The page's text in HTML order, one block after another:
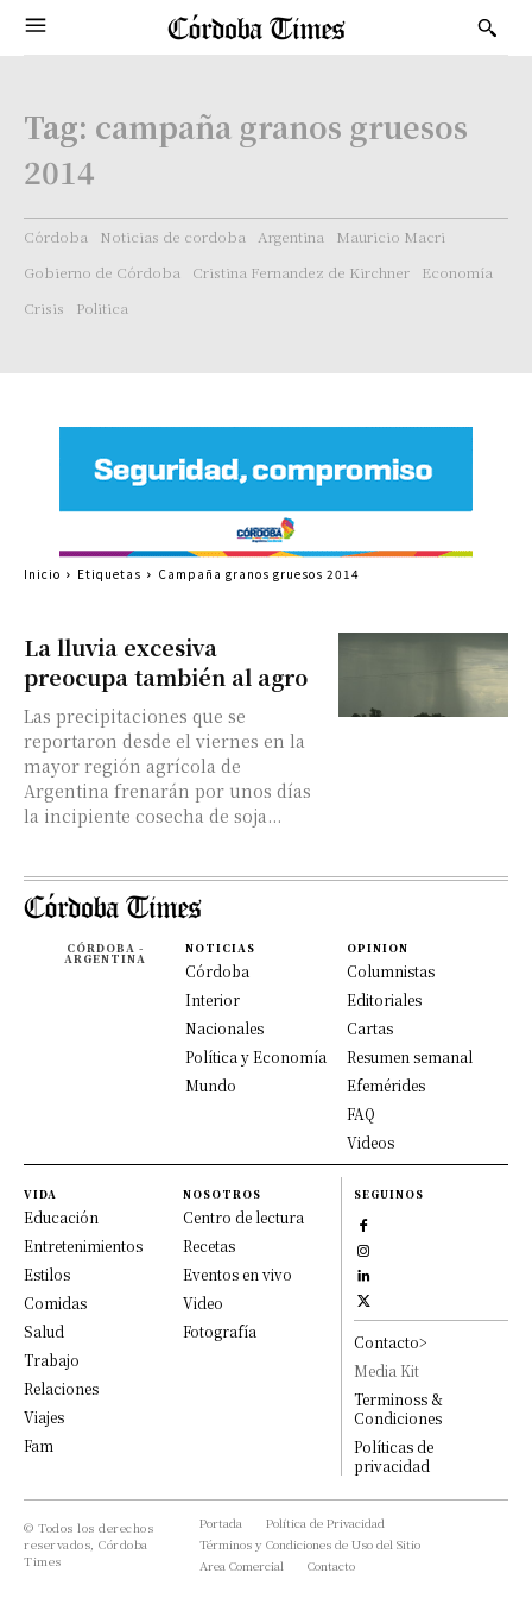
Tag: campaña granos gruesos
2014
Córdoba Noticias de cordoba Argentina
Mauricio Macri
Gobierno de Córdoba
Cristina Fernandez de Kirchner
Economía
Crisis
Politica
La lluvia excesiva
preocupa también al agro
Las precipitaciones que se
reportaron desde el viernes en la
mayor región agrícola de
Argentina frenarán por unos días
la incipiente cosecha de soja...
Inicio Etiquetas Campaña granos gruesos 2014
CÓRDOBA -
ARGENTINA
NOTICIAS
Córdoba
Interior
Nacionales
Política y Economía
Mundo
OPINION
Columnistas
Editoriales
Cartas
Resumen semanal
Efemérides
FAQ
Videos
VIDA
Educación
Entretenimientos
Estilos
Comidas
Salud
Trabajo
Relaciones
Viajes
Fam
NOSOTROS
Centro de lectura
Recetas
Eventos en vivo
Video
Fotografía
SEGUINOS
Contacto>
Media Kit
Terminoss &
Condiciones
Políticas de
privacidad
© Todos los derechos
reservados, Córdoba
Times
Portada
Política de Privacidad
Términos y Condiciones de Uso del Sitio
Area Comercial
Contacto